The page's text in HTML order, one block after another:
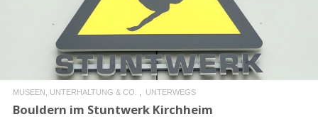
MUSEEN, UNTERHALTUNG & CO. UNTERWEGS
Bouldern im Stuntwerk Kirchheim